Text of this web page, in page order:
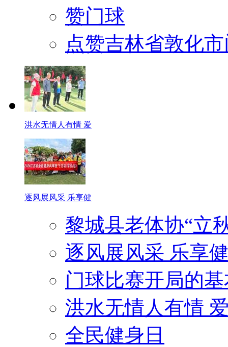
赞门球
点赞吉林省敦化
洪水无情人有情 爱
逐风展风采 乐享健
黎城县老体协“立
逐风展风采 乐享
门球比赛开局的
洪水无情人有情
全民健身日